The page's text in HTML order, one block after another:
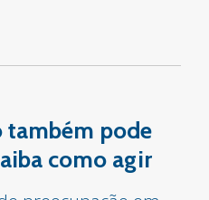
também pode
como agir